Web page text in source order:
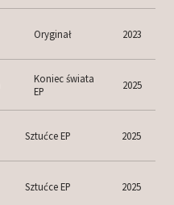
Oryginał 2023
Koniec świata
EP
2025
Sztućce EP 2025
Sztućce EP 2025